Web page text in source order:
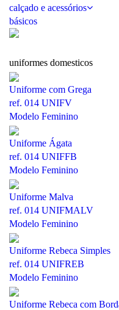
calçado e acessórios
básicos
uniformes domesticos
Uniforme com Grega
ref. 014 UNIFV
Modelo Feminino
Uniforme Ágata
ref. 014 UNIFFB
Modelo Feminino
Uniforme Malva
ref. 014 UNIFMALV
Modelo Feminino
Uniforme Rebeca Simples
ref. 014 UNIFREB
Modelo Feminino
Uniforme Rebeca com